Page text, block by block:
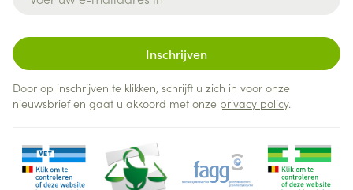
Inschrijven
Door op inschrijven te klikken, schrijft u zich in voor onze
nieuwsbrief en gaat u akkoord met onze privacy policy.